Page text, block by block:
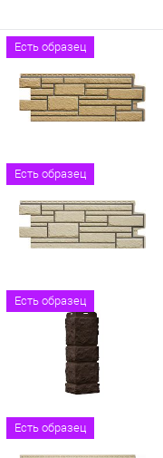
Есть образец
Есть образец
Есть образец
Есть образец